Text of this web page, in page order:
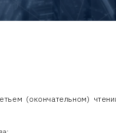
(окончательном)